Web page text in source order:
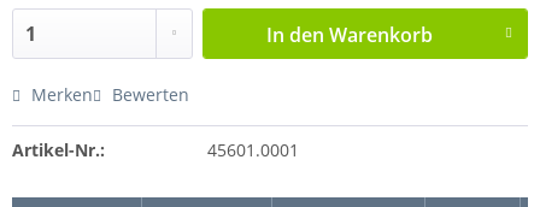
In den Warenkorb
Merken Bewerten
Artikel-Nr.: 45601.0001